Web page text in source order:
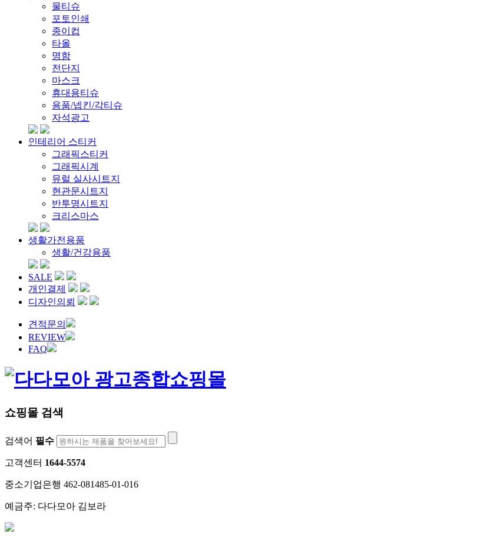
물티슈
포토인쇄
종이컵
타올
명함
전단지
마스크
휴대용티슈
용품/넵킨/각티슈
자석광고
인테리어 스티커
그래픽스티커
그래픽시계
뮤럴 실사시트지
현관문시트지
반투명시트지
크리스마스
생활가전용품
생활/건강용품
SALE
개인결제
디자인의뢰
견적문의
REVIEW
FAQ
쇼핑몰 검색
검색어 필수
고객센터 1644-5574
중소기업은행 462-081485-01-016
예금주: 다다모아 김보라